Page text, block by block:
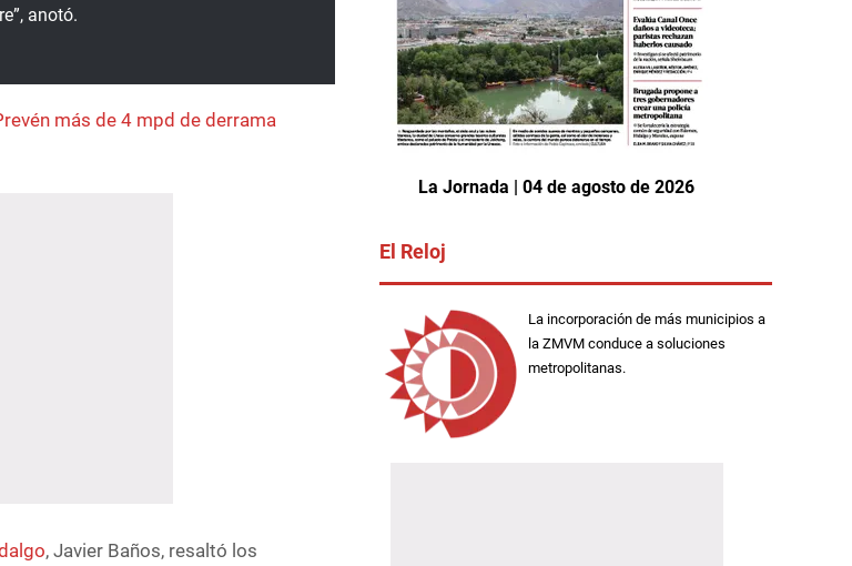
anotó.
más de 4 mpd de derrama
, Javier Baños, resaltó los
La Jornada | 04 de agosto de 2026
El Reloj
La incorporación de más municipios a
la ZMVM conduce a soluciones
metropolitanas.